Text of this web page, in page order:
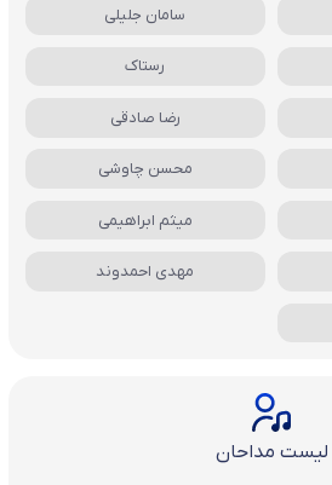
سامان جلیلی
رستاک
رضا صادقی
محسن چاوشی
میثم ابراهیمی
مهدی احمدوند
لیست مداحان